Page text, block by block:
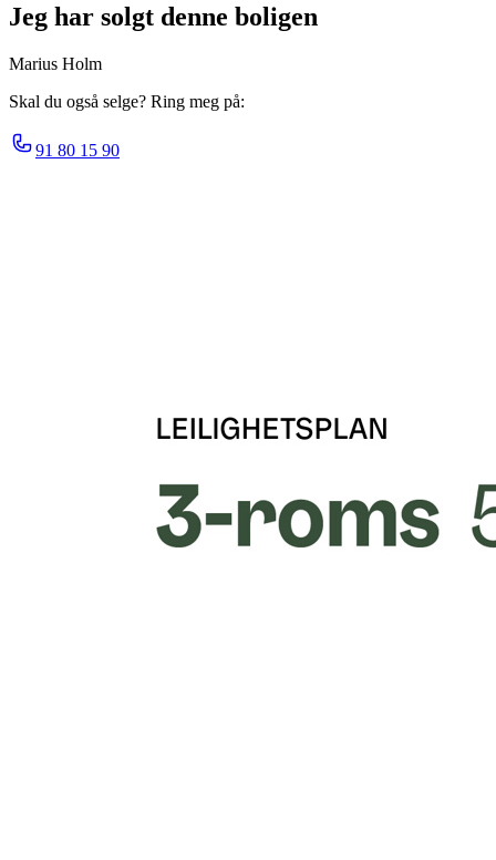
Jeg har solgt denne boligen
Marius Holm
Skal du også selge? Ring meg på:
91 80 15 90